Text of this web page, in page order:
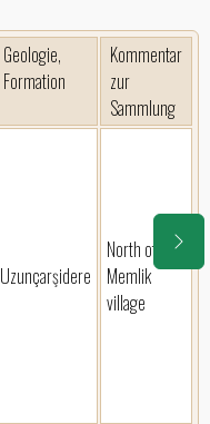
Geologie,
Formation
Kommentar
zur
Sammlung
Uzunçarşidere
North of
Memlik
village